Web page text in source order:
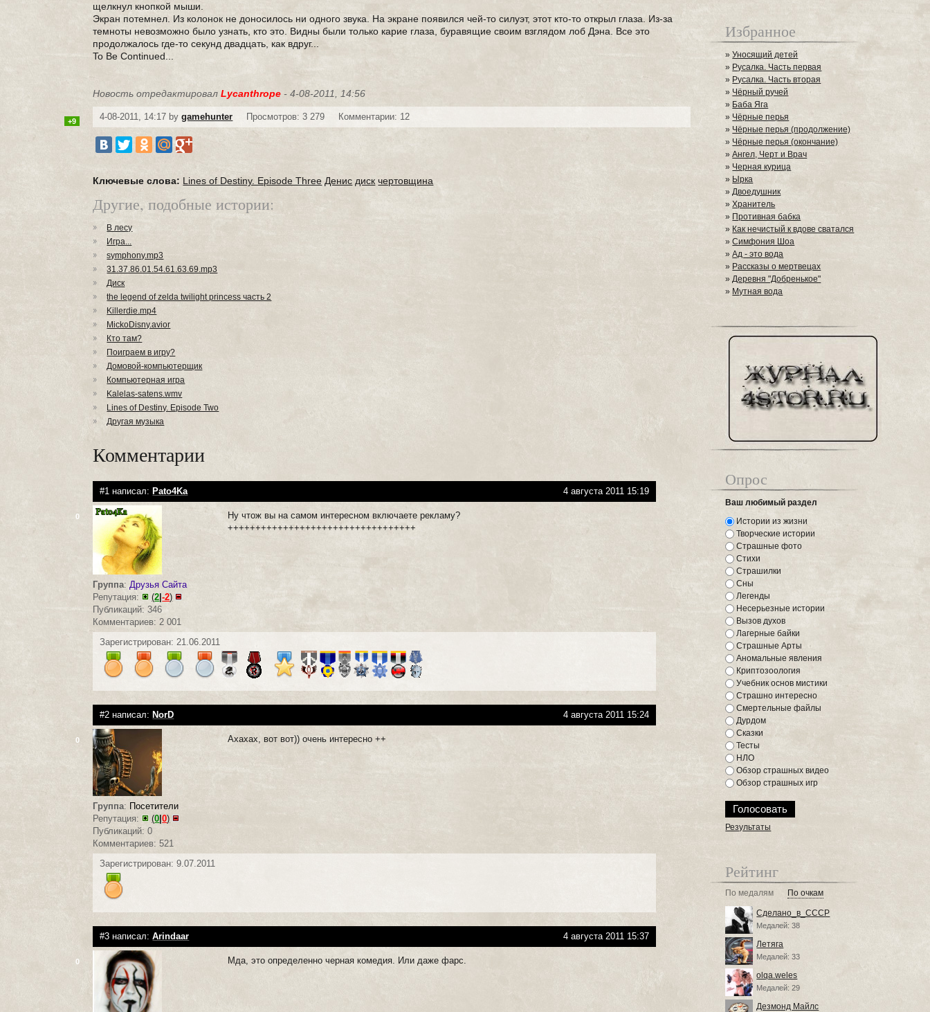
щелкнул кнопкой мыши.
Экран потемнел. Из колонок не доносилось ни одного звука. На экране появился чей-то силуэт, этот кто-то открыл глаза. Из-за
темноты невозможно было узнать, кто это. Видны были только карие глаза, буравящие своим взглядом лоб Дэна. Все это
продолжалось где-то секунд двадцать, как вдруг...
To Be Continued...
Новость отредактировалLycanthrope - 4-08-2011, 14:56
4-08-2011, 14:17 bygamehunter Просмотров: 3 279 Комментарии: 12
+9
Ключевые слова: Lines of Destiny. Episode Three Денис диск чертовщина
Другие, подобные истории:
В лесу
Игра...
symphony.mp3
31.37.86.01.54.61.63.69.mp3
Диск
the legend of zelda twilight princess часть 2
Killerdie.mp4
MickoDisny.avior
Кто там?
Поиграем в игру?
Домовой-компьютерщик
Компьютерная игра
Kalelas-satens.wmv
Lines of Destiny. Episode Two
Другая музыка
Комментарии
#1 написал: Pato4Ka 4 августа 2011 15:19
0
Группа:Друзья Сайта
Репутация:
(2 |-2)
Публикаций: 346
Комментариев: 2 001
Ну чтож вы на самом интересном включаете рекламу?
++++++++++++++++++++++++++++++++++
Зарегистрирован: 21.06.2011
#2 написал: NorD 4 августа 2011 15:24
0
Группа: Посетители
Репутация:
(0 |0)
Публикаций: 0
Комментариев: 521
Ахахах, вот вот)) очень интересно ++
Зарегистрирован: 9.07.2011
#3 написал:Arindaar 4 августа 2011 15:37
0 Мда, это определенно черная комедия. Или даже фарс.
Избранное
»Уносящий детей
» Русалка. Часть первая
» Русалка. Часть вторая
» Чёрный ручей
» Баба Яга
»Чёрные перья
» Чёрные перья (продолжение)
» Чёрные перья (окончание)
»Ангел, Черт и Врач
» Черная курица
» Ырка
»Двоедушник
»Хранитель
» Противная бабка
» Как нечистый к вдове сватался
»Симфония Шоа
»Ад - это вода
» Рассказы о мертвецах
»Деревня "Добренькое"
» Мутная вода
Опрос
Ваш любимый раздел
Истории из жизни
Творческие истории
Страшные фото
Стихи
Страшилки
Сны
Легенды
Несерьезные истории
Вызов духов
Лагерные байки
Страшные Арты
Аномальные явления
Криптозоология
Учебник основ мистики
Страшно интересно
Смертельные файлы
Дурдом
Сказки
Тесты
НЛО
Обзор страшных видео
Обзор страшных игр
Результаты
Рейтинг
По медалям По очкам
Сделано_в_СССР
Медалей: 38
Летяга
Медалей: 33
olqa.weles
Медалей: 29
Дезмонд Майлс